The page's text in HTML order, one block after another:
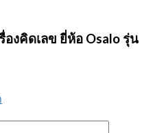
องคิดเลข ยี่ห้อ Osalo รุ่น